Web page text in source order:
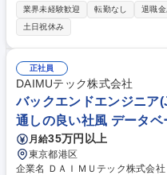
ョン（主にソフトウェア）の開
既存システムの運用保守や改修を
していただきます。 その後は習熟度に応じて機能追加・設計・新規開発な
どにも段階的にチャレンジでき
化も多く、単純な“仕様通りの開
り上げていく面白さがあります。
保守 ・Java/JavaScriptを用いた
ムの改善提案 など 募集職種 ★第二新卒歓迎★【SE】未経験可/エンジニ
アとしての1歩目/リモート可
業界未経験歓迎 転勤なし 退職金
土日祝休み
正社員
DAIMUテック株式会社
バックエンドエンジニア
通しの良い社風 データ
月給35万円以上
東京都港区
企業名 ＤＡＩＭＵテック株式会社 求人名 バックエンドエンジニア（